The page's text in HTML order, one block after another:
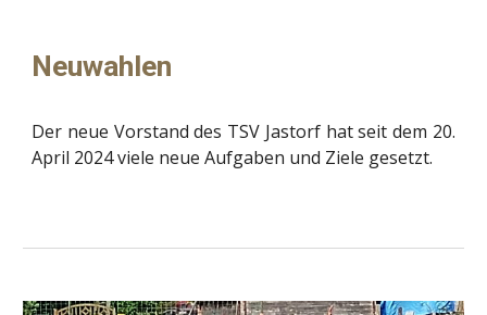
Neuwahlen
Der neue Vorstand des TSV Jastorf hat seit dem 20.
April 2024 viele neue Aufgaben und Ziele gesetzt.